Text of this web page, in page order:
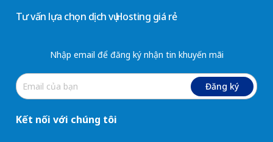
Tư vấn lựa chọn dịch vụ Hosting giá rẻ
Nhập email để đăng ký nhận tin khuyến mãi
Đăng ký
Kết nối với chúng tôi